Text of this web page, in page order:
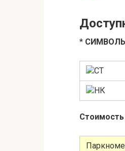
*
СТ
НК